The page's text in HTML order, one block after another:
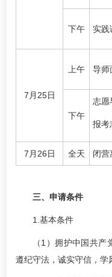
下午 实践
7月25日
上午 导师
下午
志愿
报考
7月26日 全天 闭营
三、申请条件
1.基本条件
（1）拥护中国共产
遵纪守法，诚实守信，学